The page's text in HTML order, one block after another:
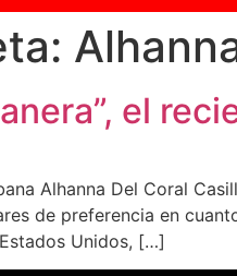
el
Alhanna Del Coral
de preferencia en
Unidos, […]